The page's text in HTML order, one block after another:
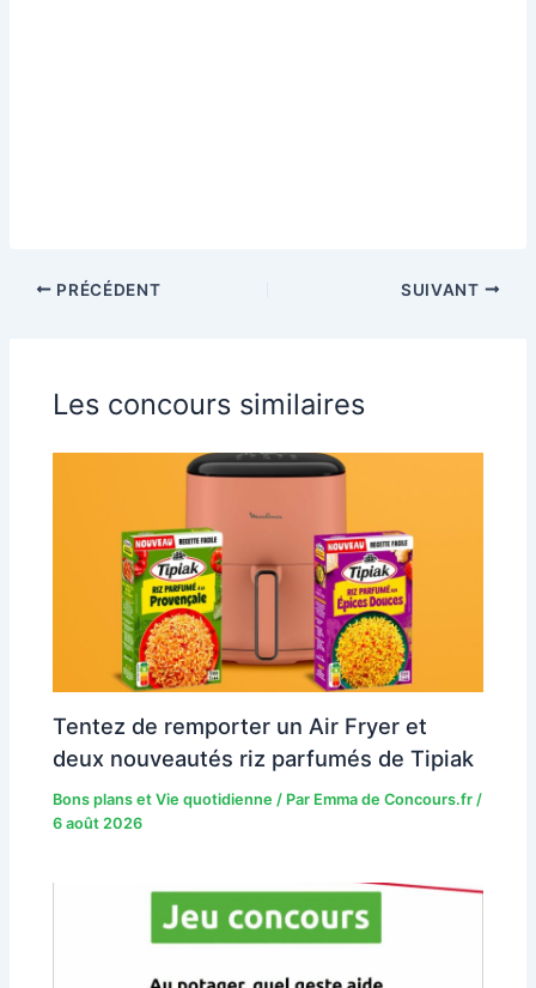
PRÉCÉDENT SUIVANT
Les concours similaires
Tentez de remporter un Air Fryer et
deux nouveautés riz parfumés de Tipiak
Bons plans et Vie quotidienne / Par Emma de Concours.fr /
6 août 2026